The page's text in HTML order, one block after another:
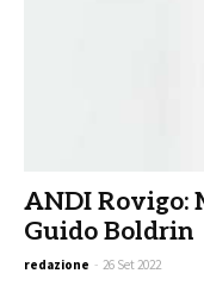
ANDI Rovigo:
Guido Boldrin
redazione - 26 Set 2022